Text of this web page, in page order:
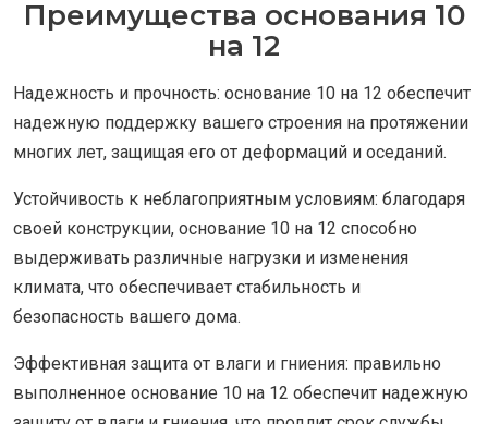
Преимущества основания 10
на 12
Надежность и прочность: основание 10 на 12 обеспечит
надежную поддержку вашего строения на протяжении
многих лет, защищая его от деформаций и оседаний.
Устойчивость к неблагоприятным условиям: благодаря
своей конструкции, основание 10 на 12 способно
выдерживать различные нагрузки и изменения
климата, что обеспечивает стабильность и
безопасность вашего дома.
Эффективная защита от влаги и гниения: правильно
выполненное основание 10 на 12 обеспечит надежную